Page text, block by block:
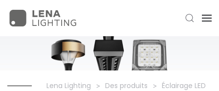
Lena Lighting Des produits
Éclairage LED